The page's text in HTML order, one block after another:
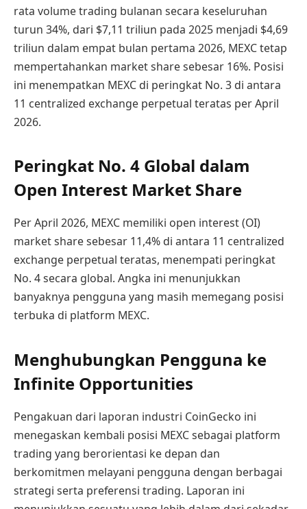
rata volume trading bulanan secara keseluruhan
turun 34%, dari $7,11 triliun pada 2025 menjadi $4,69
triliun dalam empat bulan pertama 2026, MEXC tetap
mempertahankan market share sebesar 16%. Posisi
ini menempatkan MEXC di peringkat No. 3 di antara
11 centralized exchange perpetual teratas per April
2026.
Peringkat No. 4 Global dalam
Open Interest Market Share
Per April 2026, MEXC memiliki open interest (OI)
market share sebesar 11,4% di antara 11 centralized
exchange perpetual teratas, menempati peringkat
No. 4 secara global. Angka ini menunjukkan
banyaknya pengguna yang masih memegang posisi
terbuka di platform MEXC.
Menghubungkan Pengguna ke
Infinite Opportunities
Pengakuan dari laporan industri CoinGecko ini
menegaskan kembali posisi MEXC sebagai platform
trading yang berorientasi ke depan dan
berkomitmen melayani pengguna dengan berbagai
strategi serta preferensi trading. Laporan ini